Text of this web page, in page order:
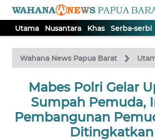
Utama Nusantara Khas Serba-serbi
Wahana News Papua Barat
Mabes Polri Gelar
Sumpah Pemuda,
Pembangunan
Ditingkatkan
TV
Tutup
UTAMA
NUSANTARA